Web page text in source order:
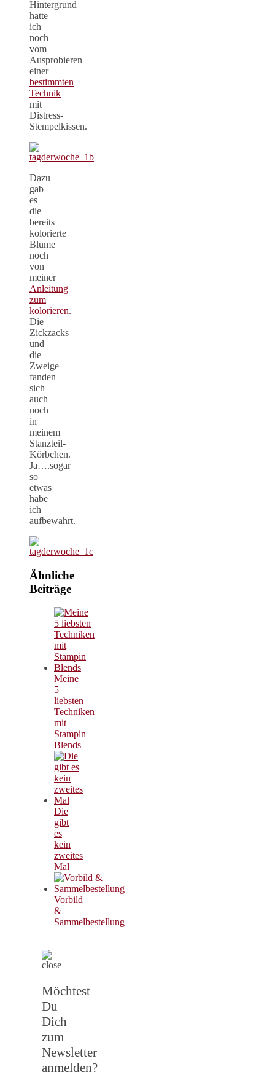
Hintergrund
hatte
ich
noch
vom
Ausprobieren
einer
bestimmten
Technik
mit
Distress-
Stempelkissen.
Dazu
gab
es
die
bereits
kolorierte
Blume
noch
von
meiner
Anleitung
zum
kolorieren.
Die
Zickzacks
und
die
Zweige
fanden
sich
auch
noch
in
meinem
Stanzteil-
Körbchen.
Ja….sogar
so
etwas
habe
ich
aufbewahrt.
Ähnliche
Beiträge
Meine
5
liebsten
Techniken
mit
Stampin
Blends
Die
gibt
es
kein
zweites
Mal
Vorbild
&
Sammelbestellung
Möchtest
Du
Dich
zum
Newsletter
anmelden?